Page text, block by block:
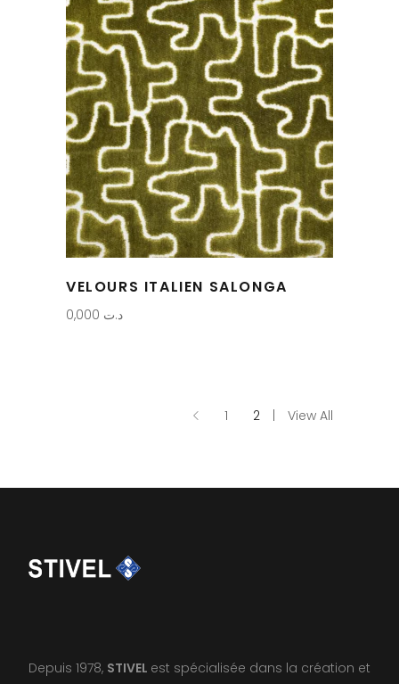
VELOURS ITALIEN SALONGA
د.ت
1 2 View All
Depuis 1978, STIVEL est spécialisée dans la création et